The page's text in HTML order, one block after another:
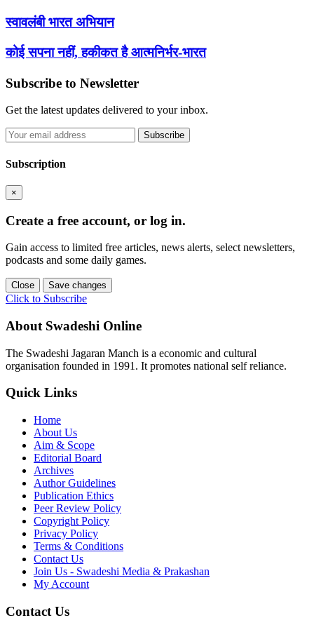
स्वावलंबी भारत अभियान
कोई सपना नहीं, हकीकत है आत्मनिर्भर-भारत
Subscribe to Newsletter
Get the latest updates delivered to your inbox.
Subscribe
Subscription
×
Create a free account, or log in.
Gain access to limited free articles, news alerts, select newsletters,
podcasts and some daily games.
Close Save changes
Click to Subscribe
About Swadeshi Online
The Swadeshi Jagaran Manch is a economic and cultural
organisation founded in 1991. It promotes national self reliance.
Quick Links
Home
About Us
Aim & Scope
Editorial Board
Archives
Author Guidelines
Publication Ethics
Peer Review Policy
Copyright Policy
Privacy Policy
Terms & Conditions
Contact Us
Join Us - Swadeshi Media & Prakashan
My Account
Contact Us